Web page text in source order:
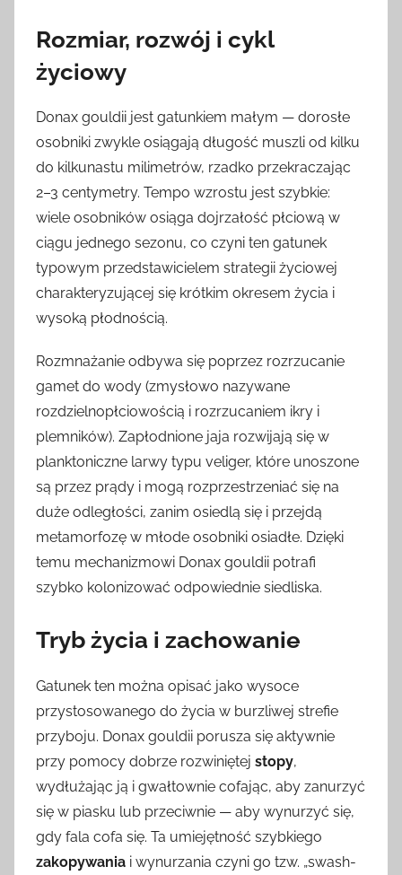
Rozmiar, rozwój i cykl
życiowy
Donax gouldii jest gatunkiem małym — dorosłe
osobniki zwykle osiągają długość muszli od kilku
do kilkunastu milimetrów, rzadko przekraczając
2–3 centymetry. Tempo wzrostu jest szybkie:
wiele osobników osiąga dojrzałość płciową w
ciągu jednego sezonu, co czyni ten gatunek
typowym przedstawicielem strategii życiowej
charakteryzującej się krótkim okresem życia i
wysoką płodnością.
Rozmnażanie odbywa się poprzez rozrzucanie
gamet do wody (zmysłowo nazywane
rozdzielnopłciowością i rozrzucaniem ikry i
plemników). Zapłodnione jaja rozwijają się w
planktoniczne larwy typu veliger, które unoszone
są przez prądy i mogą rozprzestrzeniać się na
duże odległości, zanim osiedlą się i przejdą
metamorfozę w młode osobniki osiadłe. Dzięki
temu mechanizmowi Donax gouldii potrafi
szybko kolonizować odpowiednie siedliska.
Tryb życia i zachowanie
Gatunek ten można opisać jako wysoce
przystosowanego do życia w burzliwej strefie
przyboju. Donax gouldii porusza się aktywnie
przy pomocy dobrze rozwiniętej stopy,
wydłużając ją i gwałtownie cofając, aby zanurzyć
się w piasku lub przeciwnie — aby wynurzyć się,
gdy fala cofa się. Ta umiejętność szybkiego
zakopywania i wynurzania czyni go tzw. „swash-